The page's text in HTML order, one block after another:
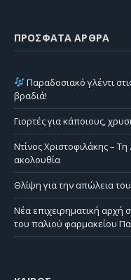
ΠΡΌΣΦΑΤΑ ΆΡΘΡΑ
Παραδοσιακό γλέντι
βραδιά!
Γιορτές για κάποιους,
Ντίνος Χριστοφιλάκης –
ακολουθία
Θλίψη για την απώλεια
Νέα επιχειρηματική αρχή
του παλιού φαρμακείου